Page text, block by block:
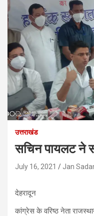
उत्तराखंड
सचिन पायलट ने
July 16, 2021 Jan
देहरादून
कांग्रेस के वरिष्ठ नेता